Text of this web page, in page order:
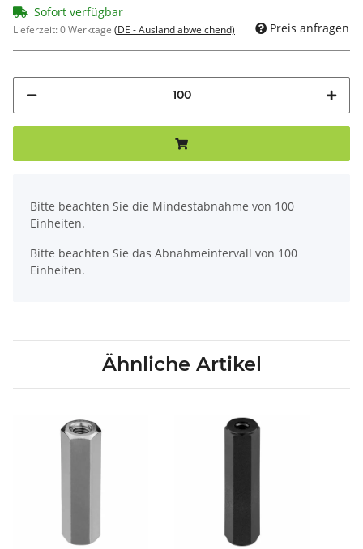
Sofort verfügbar
Lieferzeit:0 Werktage (DE - Ausland abweichend) Preis anfragen
Bitte beachten Sie die Mindestabnahme von 100
Einheiten.
Bitte beachten Sie das Abnahmeintervall von 100
Einheiten.
Ähnliche Artikel